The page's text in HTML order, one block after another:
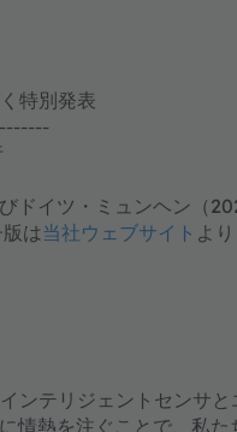
特別発表
ドイツ・ミュンヘン（
は当社ウェブサイト よ
ンテリジェントセンサ
情熱を注ぐことで、私た